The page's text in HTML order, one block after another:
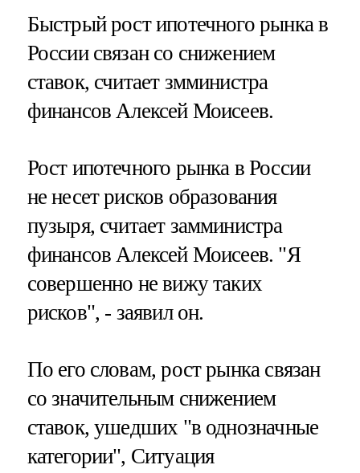
Быстрый рост ипотечного рынка в
России связан со снижением
ставок, считает змминистра
финансов Алексей Моисеев.
Рост ипотечного рынка в России
не несет рисков образования
пузыря, считает замминистра
финансов Алексей Моисеев. "Я
совершенно не вижу таких
рисков", - заявил он.
По его словам, рост рынка связан
со значительным снижением
ставок, ушедших "в однозначные
категории", Ситуация